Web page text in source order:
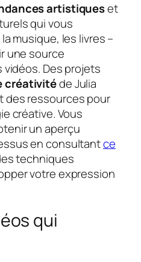
artistiqueset
qui vous
musique, les livres –
une source
vidéos. Des projets
créativitéde Julia
des ressources pour
créative. Vous
un aperçu
en consultantce
techniques
votre expression
qui